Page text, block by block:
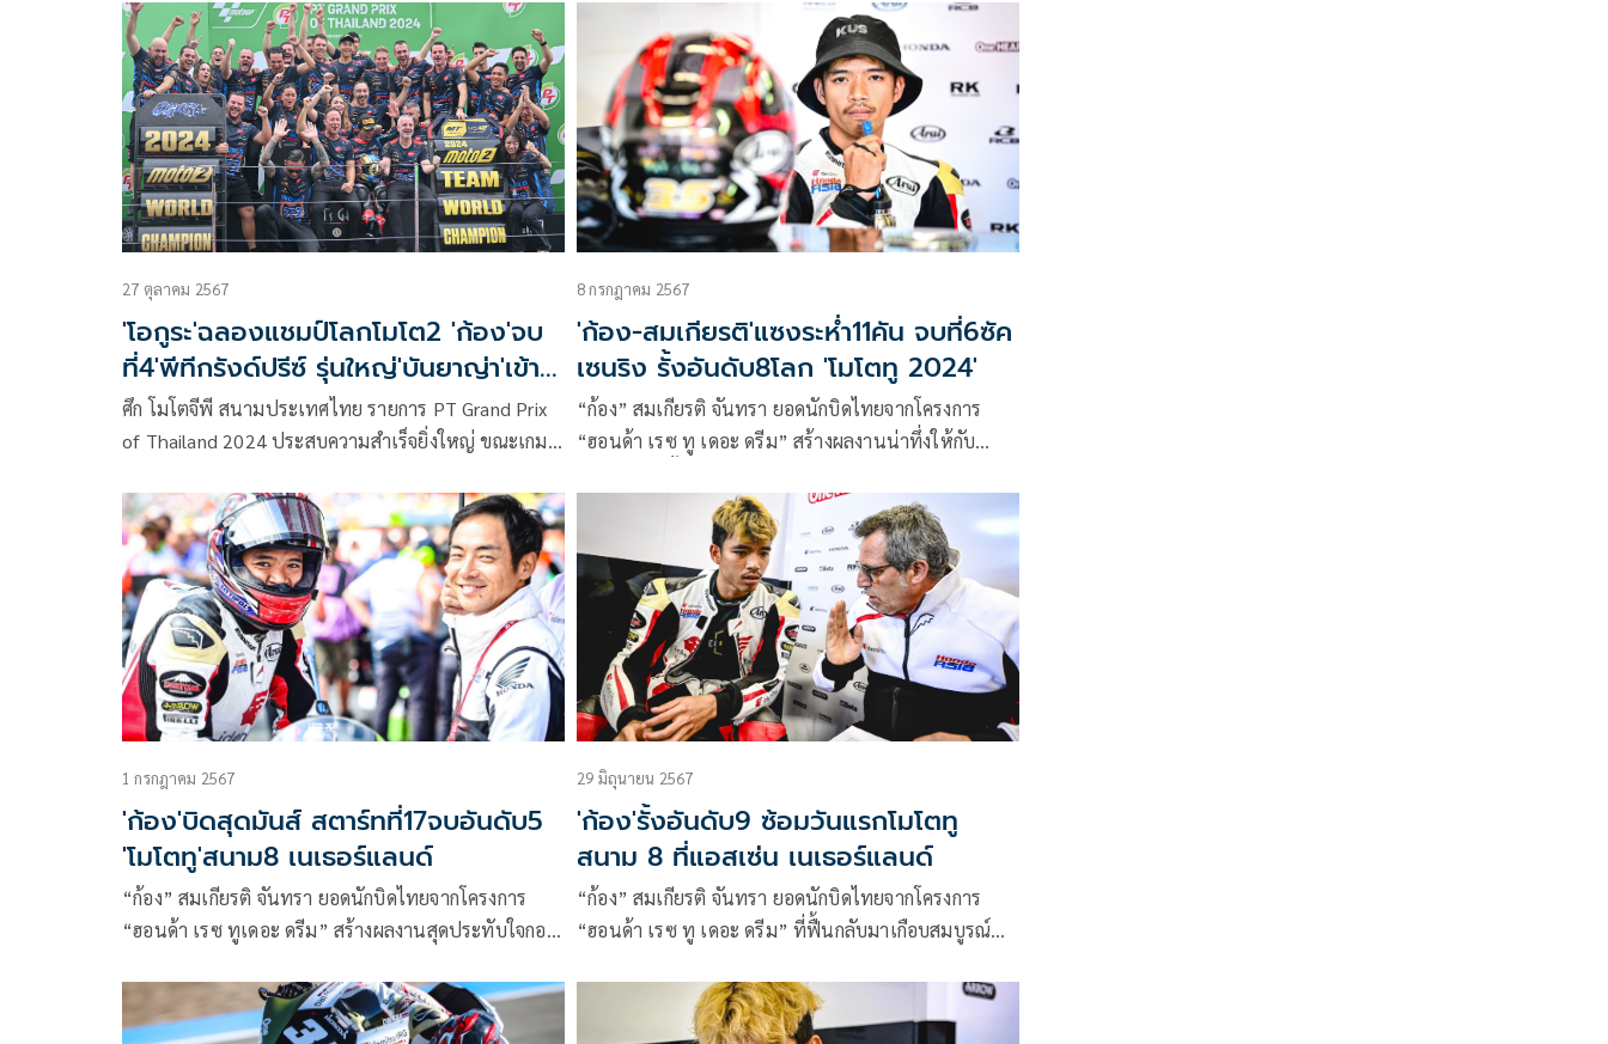
มิตสึ ฮอนด้า ทีม เอเชีย” ลงแข่งขันใน โมโตทู ติดต่อกัน
3 สนาม ตั้งแต่ที่ มอเตอร์แลนด์ อารากอน ประเทศ
สเปน, ออโตโดรโม อินเตอร์นาซินาเล เดล มูเจลโล
ประเทศอิตาลี และล่าสุดคือ ทีที เซอร์กิต แอสเซ่น
ประเทศเนเธอร์แลนด์
ศึกโมโตทู-โมโตทรี 2024 สนามรองสุดท้าย รายการ มาเล
เซียน กรังด์ปรีซ์ หลังสร้างผลงานสุดประทับใจในโฮมเรซ
ที่บุรีรัมย์ ตั้งเป้า สานต่อผลงานยอดเยี่ยมสุดสัปดาห์นี้ที่
เซปัง อินเตอร์เนชั่นแนล เซอร์กิต ประเทศมาเลเซีย
27 ตุลาคม 2567
'โอกูระ'ฉลองแชมป์โลกโมโต2 'ก้อง'จบ
ที่4'พีทีกรังด์ปรีซ์ รุ่นใหญ่'บันยาญ่า'เข้า
วินตาม17แต้ม
ศึก โมโตจีพี สนามประเทศไทย รายการ PT Grand Prix
of Thailand 2024 ประสบความสำเร็จยิ่งใหญ่ ขณะเกม
ตลอด 3 วันมากถึง 205,343 คน ผลรุ่นใหญ่ “ฟรานเชส
โก้ บันยาญ่า”แชมป์โลก 2 สมัยชาวอิตาเลียนจาก ดูคาติ
เข้าวินพร้อมตีตื้น “ฮอร์เก มาร์ติน” คู่แข่งชาวสแปนิช
จาก พรามัค เรซซิ่ง เหลือ 17 คะแนน ขณะ “ก้อง” สม
เกียรติ จันทรา ฮีโร่นักบิดชาวไทยจาก อิเดมิตสึ ฮอนด้า
ทีม เอเชีย สร้างผลงานสุดประทับใจ สตาร์ตกริด 13 แซง
คว้าท็อป 4 ในรุ่น โมโตทู ส่วน “ไอ โอกูระ” นักบิดญี่ปุ่น
ได้ฉลองแชมป์อย่างยิ่งใหญ่กับแฟนชาวไทยที่ บุรีรัมย์
8 กรกฎาคม 2567
'ก้อง-สมเกียรติ'แซงระห่ำ11คัน จบที่6ซัค
เซนริง รั้งอันดับ8โลก 'โมโตทู 2024'
“ก้อง” สมเกียรติ จันทรา ยอดนักบิดไทยจากโครงการ
“ฮอนด้า เรซ ทู เดอะ ดรีม” สร้างผลงานน่าทึ่งให้กับ
เยอรมัน กรังด์ปรีซ์ พร้อมขึ้นรั้งอันดับ 8 ของโลกบน
ตารางแชมเปี้ยนชิพ รุ่นโมโตทู ในศึกจักรยานยนต์ทาง
เรียบชิงแชมป์โลก โมโตจีพี 2024 สนามที่ 9 เมื่อวัน
อาทิตย์ที่ 7 กรกฎาคมที่ผ่านมา
1 กรกฎาคม 2567
'ก้อง'บิดสุดมันส์ สตาร์ทที่17จบอันดับ5
'โมโตทู'สนาม8 เนเธอร์แลนด์
“ก้อง” สมเกียรติ จันทรา ยอดนักบิดไทยจากโครงการ
“ฮอนด้า เรซ ทูเดอะ ดรีม” สร้างผลงานสุดประทับใจกอง
ทู เวิลด์ แชมเปี้ยนชิพ 2024 สนาม 8 รายการ ดัตช์ ทีที
เมื่อวันอาทิตย์ที่ผ่านมา พร้อมเก็บแต้มเพิ่มจากเรซสุด
29 มิถุนายน 2567
'ก้อง'รั้งอันดับ9 ซ้อมวันแรกโมโตทู
สนาม 8 ที่แอสเซ่น เนเธอร์แลนด์
“ก้อง” สมเกียรติ จันทรา ยอดนักบิดไทยจากโครงการ
“ฮอนด้า เรซ ทู เดอะ ดรีม” ที่ฟื้นกลับมาเกือบสมบูรณ์
ทู เวิลด์ แชมเปี้ยนชิพ 2024 สนาม 8 รายการ ดัตช์ ทีที
ด้วยการรั้งอันดับ 9 บนตารางเวลารวม ขณะที่ “ก๊องส์”